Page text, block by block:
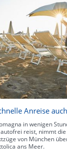
Anreise
in wenigen
reist, nimmt die
von München
ans Meer.